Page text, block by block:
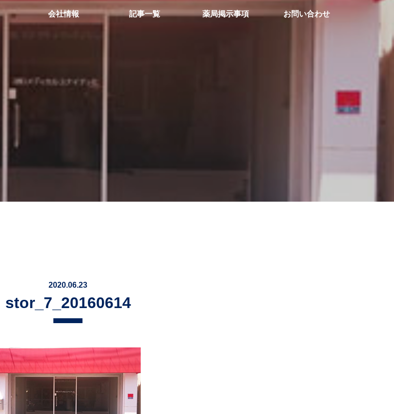
会社情報 記事一覧 薬局掲示事項 お問い合わせ
2020.06.23
stor_7_20160614